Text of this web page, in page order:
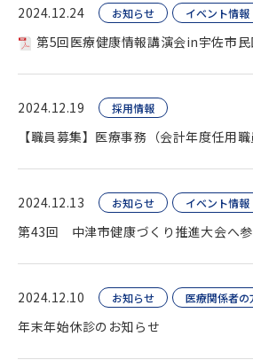
2024.12.24 お知らせ イベント情報
第5回医療健康情報講演会in宇佐市
2024.12.19 採用情報
【職員募集】医療事務（会計年度任用職
2024.12.13 お知らせ イベント情報
第43回 中津市健康づくり推進大会へ
2024.12.10 お知らせ 医療関係者の
年末年始休診のお知らせ